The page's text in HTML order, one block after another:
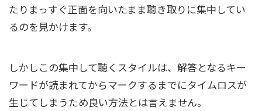
たりまっすぐ正面を向いたまま聴き取りに集中してい
るのを見かけます。
しかしこの集中して聴くスタイルは、解答となるキー
ワードが読まれてからマークするまでにタイムロスが
生じてしまうため良い方法とは言えません。